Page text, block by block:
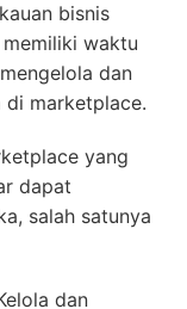
bisnis
waktu
dan
marketplace.
yang
dapat
salah satunya
dan